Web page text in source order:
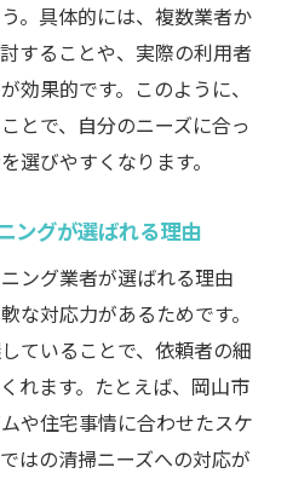
ング依頼時の注意点まと
なハウスクリーニングの
スと満足度の高め方
金体系を比較検証
快適な住まいを実現
リーニングの強みと信頼
したいスタッフ対応の質
スクリーニング活用事例
ミと実績の確認ポイント
。具体的には、複数業者か
することや、実際の利用者
効果的です。このように、
とで、自分のニーズに合っ
選びやすくなります。
ングが選ばれる理由
ング業者が選ばれる理由
な対応力があるためです。
ていることで、依頼者の細
れます。たとえば、岡山市
や住宅事情に合わせたスケ
はの清掃ニーズへの対応が